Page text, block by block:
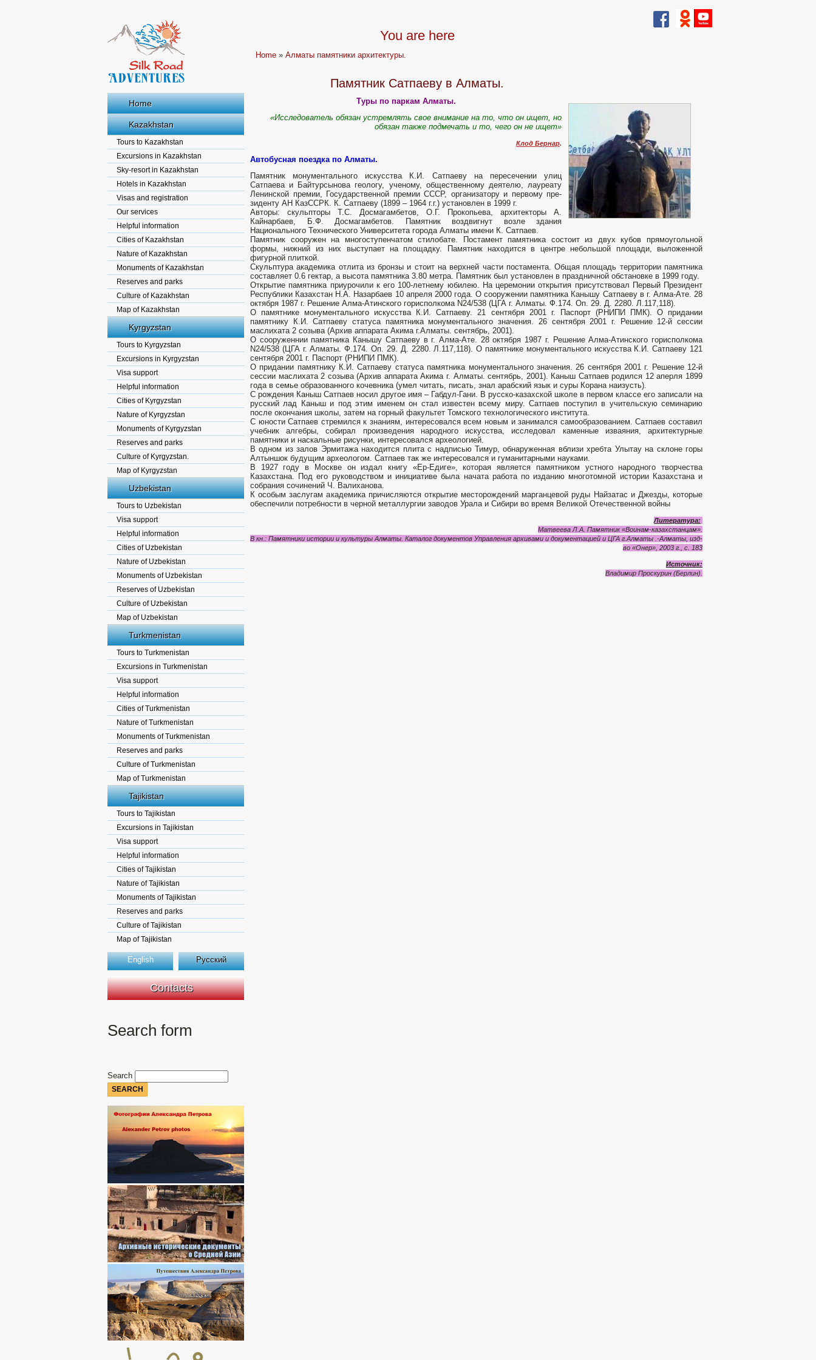
Home
Kazakhstan
Tours to Kazakhstan
Excursions in Kazakhstan
Sky-resort in Kazakhstan
Hotels in Kazakhstan
Visas and registration
Our services
Helpful information
Cities of Kazakhstan
Nature of Kazakhstan
Monuments of Kazakhstan
Reserves and parks
Culture of Kazakhstan
Map of Kazakhstan
Kyrgyzstan
Tours to Kyrgyzstan
Excursions in Kyrgyzstan
Visa support
Helpful information
Cities of Kyrgyzstan
Nature of Kyrgyzstan
Monuments of Kyrgyzstan
Reserves and parks
Culture of Kyrgyzstan.
Map of Kyrgyzstan
Uzbekistan
Tours to Uzbekistan
Visa support
Helpful information
Cities of Uzbekistan
Nature of Uzbekistan
Monuments of Uzbekistan
Reserves of Uzbekistan
Culture of Uzbekistan
Map of Uzbekistan
Turkmenistan
Tours to Turkmenistan
Excursions in Turkmenistan
Visa support
Helpful information
Cities of Turkmenistan
Nature of Turkmenistan
Monuments of Turkmenistan
Reserves and parks
Culture of Turkmenistan
Map of Turkmenistan
Tajikistan
Tours to Tajikistan
Excursions in Tajikistan
Visa support
Helpful information
Cities of Tajikistan
Nature of Tajikistan
Monuments of Tajikistan
Reserves and parks
Culture of Tajikistan
Map of Tajikistan
English Русский
Contacts
Search form
Search
You are here
Home »Алматы памятники архитектуры.
Памятник Сатпаеву в Алматы.
Туры по паркам Алматы.
«Исследователь обязан устремлять свое внимание на то, что он ищет, но
обязан также подмечать и то, чего он не ищет»
Клод Бернар.
Автобусная поездка по Алматы.
Памятник монументального искусства К.И. Сатпаеву на пересечении улиц
Сатпаева и Байтурсынова геологу, ученому, общественно­му деятелю, лауреату
Ленинской премии, Государственной премии СССР, организатору и первому пре­
зиденту АН КазССРК. К. Сатпаеву (1899 – 1964 г.г.) установлен в 1999 г.
Авторы: скульпторы Т.С. Досмагамбетов, О.Г. Прокопьева, архи­текторы А.
Кайнарбаев, Б.Ф. Досма­гамбетов. Памятник воздвигнут возле здания
Национального Технического Университета города Алматы имени К. Сатпаев.
Памятник сооружен на многоступенчатом стилобате. Постамент памятника состоит из двух кубов прямоугольной
формы, нижний из них выступает на площадку. Памятник находится в центре небольшой площади, выложенной
фигурной плиткой.
Скульптура академика отлита из бронзы и стоит на верхней части постамента. Общая площадь территории памятника
составляет 0.6 гектар, а высота памятника 3.80 метра. Памятник был установлен в праздничной обстановке в 1999 году.
Открытие памятника приурочили к его 100-летнему юбилею. На церемонии открытия присутствовал Первый Президент
Республики Казахстан Н.А. Назарбаев 10 апреля 2000 года. О сооружении памятника Канышу Сатпаеву в г. Алма-Ате. 28
октября 1987 г. Решение Алма-Атинского горисполкома N24/538 (ЦГА г. Алматы. Ф.174. Оп. 29. Д. 2280. Л.117,118).
О памятнике монументального искусства К.И. Сатпаеву. 21 сентября 2001 г. Паспорт (РНИПИ ПМК). О придании
памятнику К.И. Сатпаеву статуса памятника монументального значения. 26 сентября 2001 г. Решение 12-й сессии
маслихата 2 созыва (Архив аппарата Акима г.Алматы. сентябрь, 2001).
О сооруженнии памятника Канышу Сатпаеву в г. Алма-Ате. 28 октября 1987 г. Решение Алма-Атинского горисполкома
N24/538 (ЦГА г. Алматы. Ф.174. Оп. 29. Д. 2280. Л.117,118). О памятнике монументального искусства К.И. Сатпаеву 121
сентября 2001 г. Паспорт (РНИПИ ПМК).
О придании памятнику К.И. Сатпаеву статуса памятника монументального значения. 26 сентября 2001 г. Решение 12-й
сессии маслихата 2 созыва (Архив аппарата Акима г. Алматы. сентябрь, 2001). Каныш Сатпаев родился 12 аперля 1899
года в семье образованного кочевника (умел читать, писать, знал арабский язык и суры Корана наизусть).
С рождения Каныш Сатпаев носил другое имя – Габдул-Гани. В русско-казахской школе в первом классе его записали на
русский лад Каныш и под этим именем он стал известен всему миру. Сатпаев поступил в учительскую семинарию
после окончания школы, затем на горный факультет Томского технологического института.
С юности Сатпаев стремился к знаниям, интересовался всем новым и занимался самообразованием. Сатпаев составил
учебник алгебры, собирал произведения народного искусства, исследовал каменные изваяния, архитектурные
памятники и наскальные рисунки, интересовался археологией.
В одном из залов Эрмитажа находится плита с надписью Тимур, обнаруженная вблизи хребта Улытау на склоне горы
Алтыншок будущим археологом. Сатпаев так же интересовался и гуманитарными науками.
В 1927 году в Москве он издал книгу «Ер-Едиге», которая является памятником устного народного творчества
Казахстана. Под его руководством и инициативе была начата работа по изданию многотомной истории Казахстана и
собрания сочинений Ч. Валиханова.
К особым заслугам академика причисляются открытие месторождений марганцевой руды Найзатас и Джезды, которые
обеспечили потребности в черной металлургии заводов Урала и Сибири во время Великой Отечественной войны
Литература:
Матвеева Л.А. Памятник «Воинам-казахстанцам».
В кн.: Памятники истории и культуры Алматы. Каталог документов Управления архивами и документацией и ЦГА г.Алматы .-Алматы, изд-
во «Онер», 2003 г., с. 183
Источник:
Владимир Проскурин (Берлин).